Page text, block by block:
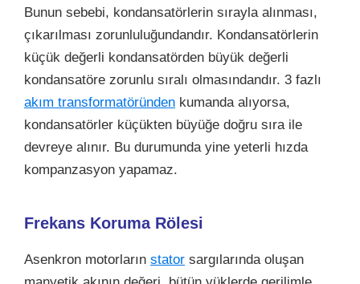
Bunun sebebi, kondansatörlerin sırayla alınması,
çıkarılması zorunluluğundandır. Kondansatörlerin
küçük değerli kondansatörden büyük değerli
kondansatöre zorunlu sıralı olmasındandır. 3 fazlı
akım transformatöründen kumanda alıyorsa,
kondansatörler küçükten büyüğe doğru sıra ile
devreye alınır. Bu durumunda yine yeterli hızda
kompanzasyon yapamaz.
Frekans Koruma Rölesi
Asenkron motorların stator sargılarında oluşan